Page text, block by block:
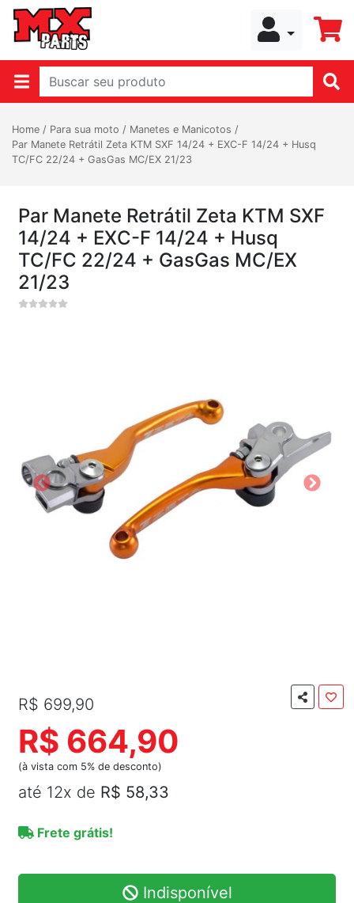
Home / Para sua moto / Manetes e Manicotos /
Par Manete Retrátil Zeta KTM SXF 14/24 + EXC-F 14/24 + Husq
TC/FC 22/24 + GasGas MC/EX 21/23
Par Manete Retrátil Zeta KTM SXF
14/24 + EXC-F 14/24 + Husq
TC/FC 22/24 + GasGas MC/EX
21/23
R$ 699,90
R$ 664,90
(à vista com 5% de desconto)
até 12x de R$ 58,33
Frete grátis!
Indisponível